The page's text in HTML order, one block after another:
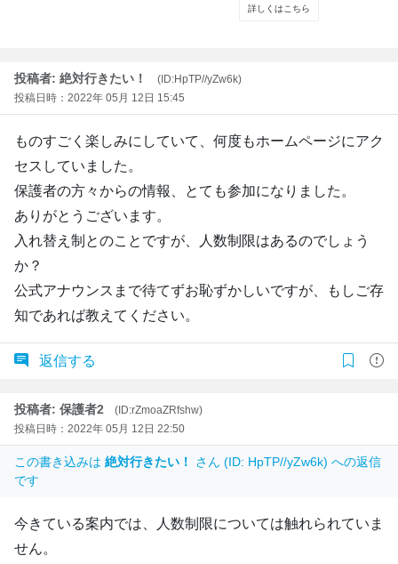
投稿者: 絶対行きたい！
(ID:HpTP//yZw6k)
投稿日時：2022年 05月 12日 15:45
ものすごく楽しみにしていて、何度もホームページにアク
セスしていました。
保護者の方々からの情報、とても参加になりました。
ありがとうございます。
入れ替え制とのことですが、人数制限はあるのでしょう
か？
公式アナウンスまで待てずお恥ずかしいですが、もしご存
知であれば教えてください。
返信する
投稿者: 保護者2
(ID:rZmoaZRfshw)
投稿日時：2022年 05月 12日 22:50
この書き込みは 絶対行きたい！
さん (ID: HpTP//yZw6k) への返信
です
今きている案内では、人数制限については触れられていま
せん。